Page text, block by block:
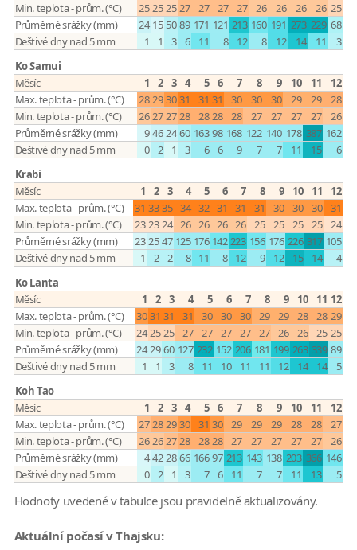
Min. teplota - prům. (°C)
25 25 25 27 27 27 27 26 26 26 26 25
Průměrné srážky (mm)
24 15 50 89 171 121 213 160 191 273 229 68
Deštivé dny nad 5 mm
1 1 3 6 11 8 12 8 12 14 11
3
Ko Samui
Měsíc
1 2 3 4 5 6 7 8 9 10 11
12
Max. teplota - prům. (°C)
28 29 30 31 31 31 30 30 30 29 29
28
Min. teplota - prům. (°C)
26 27 27 28 28 28 28 27 27 27 27
26
Průměrné srážky (mm)
9 46 24 60 163 98 168 122 140 178 387 162
Deštivé dny nad 5 mm
0 2 1 3 6 6 9 7 7 11 15
6
Krabi
Měsíc
1 2 3 4 5 6 7 8 9 10 11
12
Max. teplota - prům. (°C)
31 33 35 34 32 31 31 31 30 30 30 31
Min. teplota - prům. (°C)
23 23 24 26 26 26 26 25 25 25 25 24
Průměrné srážky (mm)
23 25 47 125 176 142223 156 176 226 317 105
Deštivé dny nad 5 mm
1 2 2 8 11 8 12 9 12 15 14
4
Ko Lanta
Měsíc
1 2 3 4 5 6 7 8 9 10 11 12
Max. teplota - prům. (°C)
30 31 31 31 30 30 30 29 29 28 28 29
Min. teplota - prům. (°C)
24 25 25 27 27 27 27 27 26 26 25 25
Průměrné srážky (mm)
24 29 60 127 232 152 206 181 199 263 339 89
Deštivé dny nad 5 mm
1 1 3 8 11 10 11 11 12 14 14
5
Koh Tao
Měsíc
1 2 3 4 5 6 7 8 9 10 11
12
Max. teplota - prům. (°C)
27 28 29 30 31 30 29 29 29 28 28
27
Min. teplota - prům. (°C)
26 26 27 28 28 28 27 27 27 27 27
26
Průměrné srážky (mm)
4 42 28 66 166 97 213 143 138 203 366 146
Deštivé dny nad 5 mm
0 2 1 3 7 6 11 7 7 11 13 5
Hodnoty uvedené v tabulce jsou pravidelně aktualizovány.
Aktuální počasí v Thajsku: